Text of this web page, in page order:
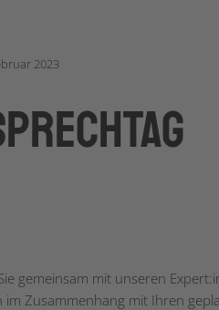
2023
gemeinsam mit unseren
Zusammenhang mit Ihren